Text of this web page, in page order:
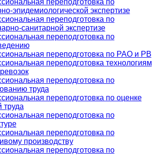
эпидемиологической экспертизе
переподготовка по
санитарной экспертизе
переподготовка по
переподготовка по РАО и РВ
переподготовка технологиям
переподготовка по
труда
переподготовка по оценке
труда
переподготовка по
переподготовка по
производству
переподготовка по